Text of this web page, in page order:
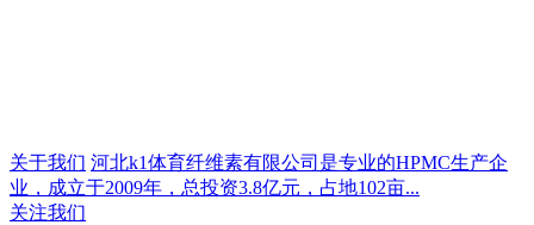
关于我们 河北k1体育纤维素有限公司是专业的HPMC生产企
业，成立于2009年，总投资3.8亿元，占地102亩...
关注我们